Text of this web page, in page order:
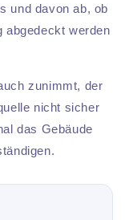
und davon ab, ob
abgedeckt werden
zunimmt, der
nicht sicher
das Gebäude